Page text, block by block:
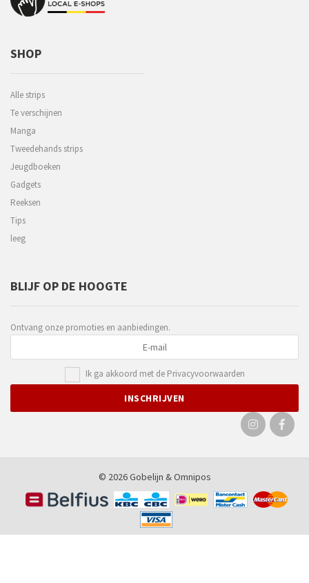
SHOP
Alle strips
Te verschijnen
Manga
Tweedehands strips
Jeugdboeken
Gadgets
Reeksen
Tips
leeg
BLIJF OP DE HOOGTE
Ontvang onze promoties en aanbiedingen.
Ik ga akkoord met de Privacyvoorwaarden
© 2026 Gobelijn &Omnipos